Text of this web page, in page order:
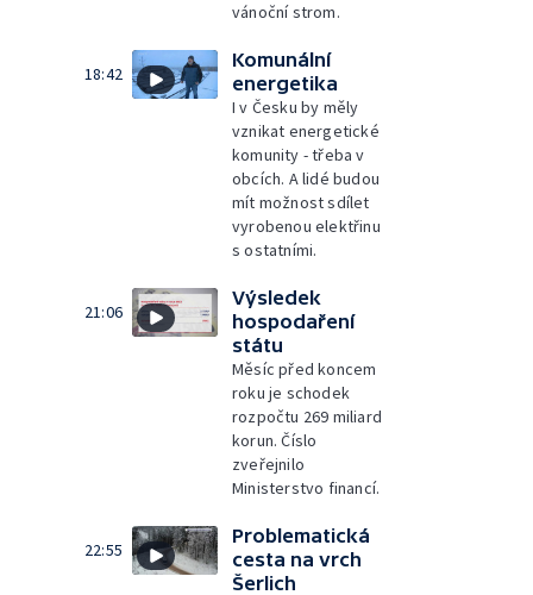
vánoční strom.
18:42
Komunální
energetika
I v Česku by měly
vznikat energetické
komunity - třeba v
obcích. A lidé budou
mít možnost sdílet
vyrobenou elektřinu
s ostatními.
21:06
Výsledek
hospodaření
státu
Měsíc před koncem
roku je schodek
rozpočtu 269 miliard
korun. Číslo
zveřejnilo
Ministerstvo financí.
22:55
Problematická
cesta na vrch
Šerlich